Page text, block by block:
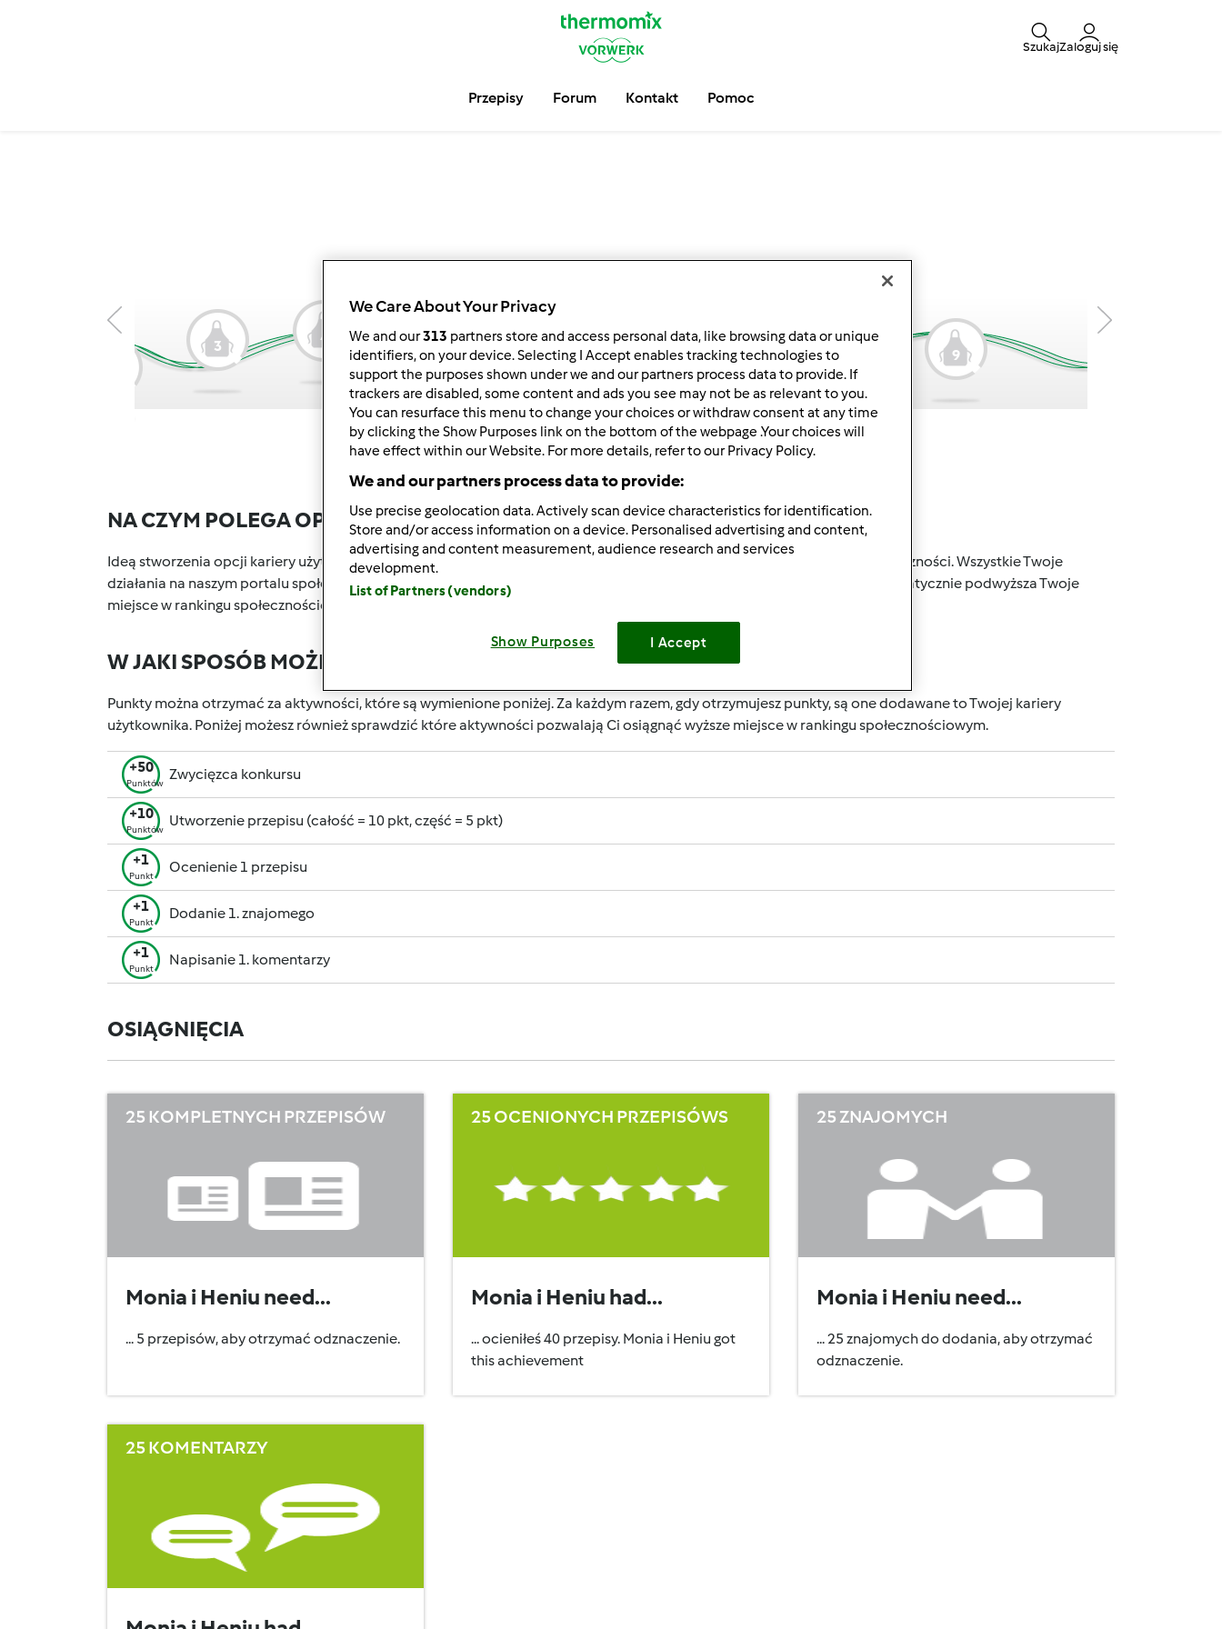
SzukajZaloguj się
Przepisy Forum Kontakt Pomoc
3
4
5
6 947 Punktów
Monia i Henius rank:
7
8
9
NA CZYM POLEGA OPCJA KARIERY UŻYTKOWNIKA?
Ideą stworzenia opcji kariery użytkownika w Przepisowni jest uznanie jego aktywności, które wspierają rozwój naszej społeczności. Wszystkie Twoje
działania na naszym portalu społecznościowym są nagradzane przez punkty. Osiągnięcie określonej liczby punktów, automatycznie podwyższa Twoje
miejsce w rankingu społecznościowym, który określany jest numerem wewnątrz fartucha obok nazwy użytkownika.
W JAKI SPOSÓB MOŻESZ OTRZYMAĆ PUNKTY ZA AKTYWNOŚĆ?
Punkty można otrzymać za aktywności, które są wymienione poniżej. Za każdym razem, gdy otrzymujesz punkty, są one dodawane to Twojej kariery
użytkownika. Poniżej możesz również sprawdzić które aktywności pozwalają Ci osiągnąć wyższe miejsce w rankingu społecznościowym.
+50
Punktów
Zwycięzca konkursu
+10
Punktów
Utworzenie przepisu (całość = 10 pkt, część = 5 pkt)
+1
Punkt
Ocenienie 1 przepisu
+1
Punkt
Dodanie 1. znajomego
+1
Punkt
Napisanie 1. komentarzy
OSIĄGNIĘCIA
25 KOMPLETNYCH PRZEPISÓW
Monia i Heniu need...
... 5 przepisów, aby otrzymać odznaczenie.
25 OCENIONYCH PRZEPISÓWS
Monia i Heniu had...
... ocieniłeś 40 przepisy. Monia i Heniu got
this achievement
25 ZNAJOMYCH
Monia i Heniu need...
... 25 znajomych do dodania, aby otrzymać
odznaczenie.
25 KOMENTARZY
We Care About Your Privacy
We and our313 partners store and access personal data, like browsing data or unique
identifiers, on your device. Selecting I Accept enables tracking technologies to
support the purposes shown under we and our partners process data to provide. If
trackers are disabled, some content and ads you see may not be as relevant to you.
You can resurface this menu to change your choices or withdraw consent at any time
by clicking the Show Purposes link on the bottom of the webpage .Your choices will
have effect within our Website. For more details, refer to our Privacy Policy.
We and our partners process data to provide:
Use precise geolocation data. Actively scan device characteristics for identification.
Store and/or access information on a device. Personalised advertising and content,
advertising and content measurement, audience research and services
development.
List of Partners (vendors)
Show Purposes I Accept